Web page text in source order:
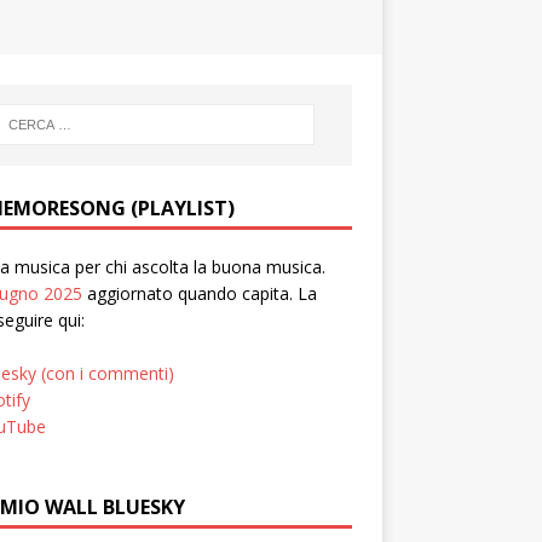
(PLAYLIST)
musica per chi ascolta la buona musica.
2025 aggiornato quando capita. La
qui:
(con i commenti)
WALL BLUESKY